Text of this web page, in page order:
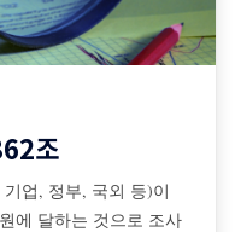
조
업, 정부, 국외 등)이
에 달하는 것으로 조사